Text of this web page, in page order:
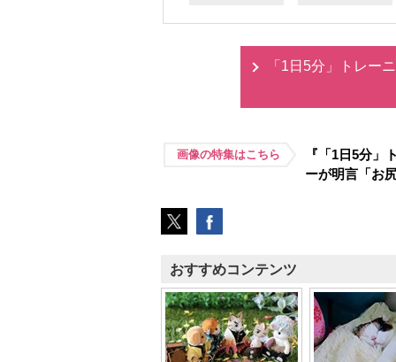
「1日5分」トレー
画像の特集はこちら
『「1日5分」
ーが明言「お
おすすめコンテンツ